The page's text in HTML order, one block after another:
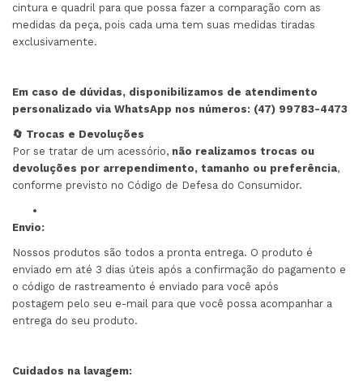
cintura e quadril para que possa fazer a comparação com as
medidas da peça, pois cada uma tem suas medidas tiradas
exclusivamente.
Em caso de dúvidas, disponibilizamos de atendimento
personalizado via WhatsApp nos números: (47) 99783-4473
🔄 Trocas e Devoluções
Por se tratar de um acessório, não realizamos trocas ou
devoluções por arrependimento, tamanho ou preferência,
conforme previsto no Código de Defesa do Consumidor.
Envio:
Nossos produtos são todos a pronta entrega. O produto é
enviado em até 3 dias úteis após a confirmação do pagamento e
o código de rastreamento é enviado para você após
postagem pelo seu e-mail para que você possa acompanhar a
entrega do seu produto.
Cuidados na lavagem: